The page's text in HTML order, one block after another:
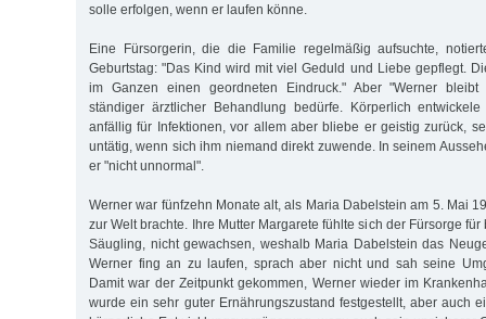
solle erfolgen, wenn er laufen könne.
Eine Fürsorgerin, die die Familie regelmäßig aufsuchte,
Geburtstag: "Das Kind wird mit viel Geduld und Liebe gepflegt.
im Ganzen einen geordneten Eindruck." Aber "Werner
ständiger ärztlicher Behandlung bedürfe. Körperlich
anfällig für Infektionen, vor allem aber bliebe er geistig zurück,
untätig, wenn sich ihm niemand direkt zuwende. In seinem
er "nicht unnormal".
Werner war fünfzehn Monate alt, als Maria Dabelstein am 5. Mai
zur Welt brachte. Ihre Mutter Margarete fühlte sich der Fürsorge
Säugling, nicht gewachsen, weshalb Maria Dabelstein das
Werner fing an zu laufen, sprach aber nicht und sah seine
Damit war der Zeitpunkt gekommen, Werner wieder im
wurde ein sehr guter Ernährungszustand festgestellt, aber auch